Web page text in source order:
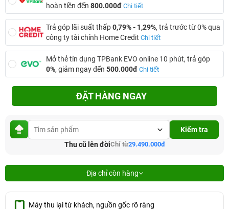
hoàn tiền đến 800.000đ Chi tiết
Trả góp lãi suất thấp0,79% - 1,29%, trả trước từ 0% qua
công ty tài chính Home Credit Chi tiết
Mở thẻ tín dụng TPBank EVO online 10 phút, trả góp
0%, giảm ngay đến 500.000đ Chi tiết
ĐẶT HÀNG NGAY
Kiểm tra
Thu cũ lên đờiChỉ từ29.490.000đ
Địa chỉ còn hàng
Máy thu lại từ khách, nguồn gốc rõ ràng